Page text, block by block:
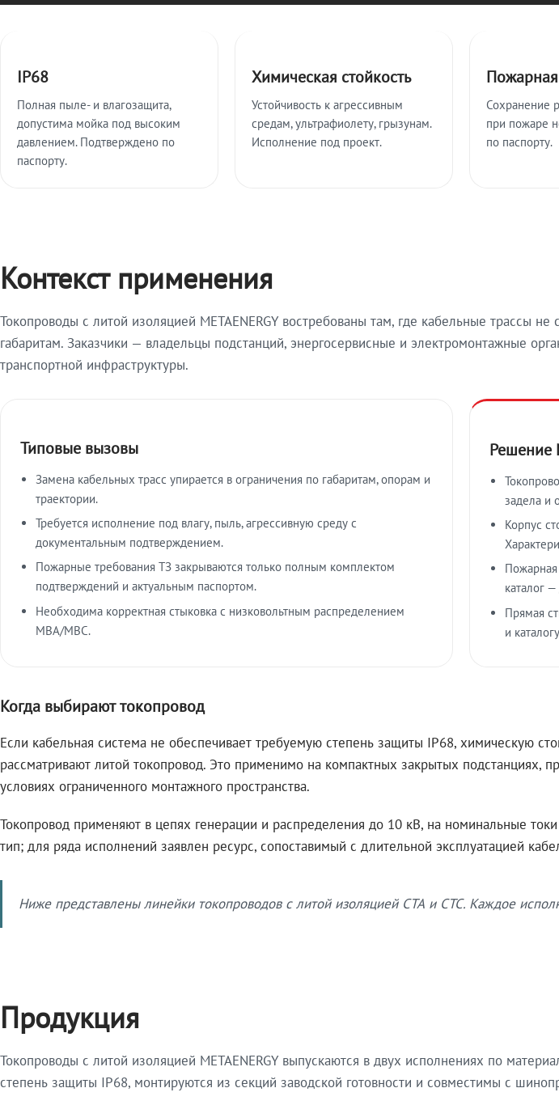
IP68
Полная пыле- и влагозащита,
допустима мойка под высоким
давлением. Подтверждено по
паспорту.
Химическая стойкость
Устойчивость к агрессивным
средам, ультрафиолету, грызунам.
Исполнение под проект.
Пожарная
Сохранение
при пожаре
по паспорту.
Контекст применения
Токопроводы с литой изоляцией METAENERGY востребованы там, где кабельные трассы
габаритам. Заказчики — владельцы подстанций, энергосервисные и электромонтажные
транспортной инфраструктуры.
Типовые вызовы
Замена кабельных трасс упирается в ограничения по габаритам, опорам и
траектории.
Требуется исполнение под влагу, пыль, агрессивную среду с
документальным подтверждением.
Пожарные требования ТЗ закрываются только полным комплектом
подтверждений и актуальным паспортом.
Необходима корректная стыковка с низковольтным распределением
МВА/МВС.
Решение
задела и
Корпус
каталог
Прямая
и
Когда выбирают токопровод
Если кабельная система не обеспечивает требуемую степень защиты IP68, химическую
рассматривают литой токопровод. Это применимо на компактных закрытых подстанциях,
условиях ограниченного монтажного пространства.
Токопровод применяют в цепях генерации и распределения до 10 кВ, на номинальные
тип; для ряда исполнений заявлен ресурс, сопоставимый с длительной эксплуатацией
Ниже представлены линейки токопроводов с литой изоляцией СТА и СТС. Каждое
Продукция
Токопроводы с литой изоляцией METAENERGY выпускаются в двух исполнениях по
степень защиты IP68, монтируются из секций заводской готовности и совместимы с